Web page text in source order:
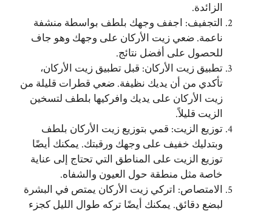
الزائدة.
التجفيف: اجفف وجهك بلطف بواسطة منشفة
ناعمة. ضعي زيت الأركان على وجهك وهو جاف
للحصول على أفضل نتائج.
تطبيق زيت الأركان: قبل تطبيق زيت الأركان،
تأكدي من أن يديك نظيفة. ضعي قطرات قليلة من
زيت الأركان على يديك وافركيها بلطف لتسخين
الزيت قليلاً.
توزيع الزيت: قمي بتوزيع زيت الأركان بلطف
وبتدليك خفيف على وجهك ورقبتك. يمكنك أيضًا
توزيع الزيت على المناطق التي تحتاج إلى عناية
خاصة مثل منطقة حول العيون والشفاه.
الامتصاص: اتركي زيت الأركان يمتص في البشرة
لبضع دقائق. يمكنك أيضًا تركه طوال الليل كجزء